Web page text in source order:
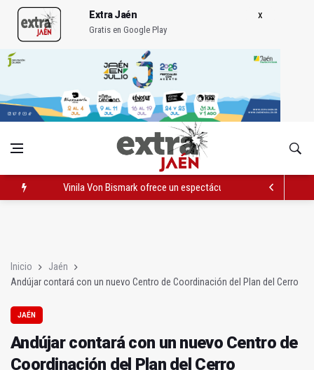
Extra Jaén
Gratis en Google Play
Vinila Von Bismark ofrece un espectáculo "rompedor" en el
Inicio
Jaén
Andújar contará con un nuevo Centro de Coordinación del Plan del Cerro
JAÉN
Andújar contará con un nuevo Centro de
Coordinación del Plan del Cerro